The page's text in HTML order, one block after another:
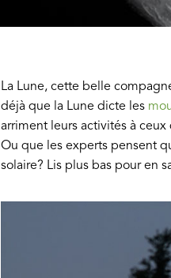
La Lune, cette belle
déjà que la Lune dicte les
arriment leurs activités à ceux
Ou que les experts pensent
solaire? Lis plus bas pour en